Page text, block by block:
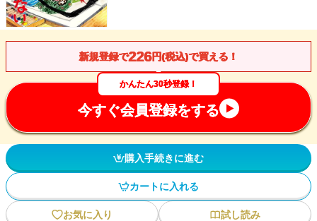
新規登録で226円(税込)で買える！
かんたん30秒登録！
今すぐ会員登録をする
購入手続きに進む
カートに入れる
お気に入り
試し読み